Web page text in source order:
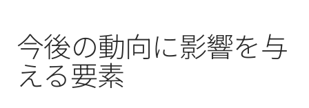
今後の動向に影響を与
える要素